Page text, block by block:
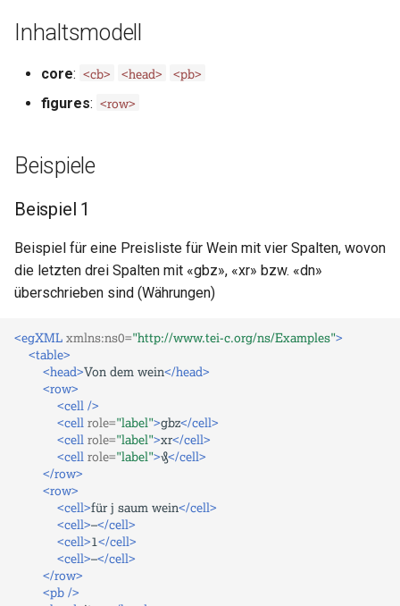
Inhaltsmodell
core: <cb> <head>
<pb>
figures: <row>
Beispiele
Beispiel 1
Beispiel für eine Preisliste für Wein mit vier Spalten, wovon
die letzten drei Spalten mit «gbz», «xr» bzw. «dn»
überschrieben sind (Währungen)
<egXML xmlns:ns0="http://www.tei-c.org/ns/Examples">
<table>
<head>Von dem wein</head>
<row>
<cell />
<cell role="label">gbz</cell>
<cell role="label">xr</cell>
<cell role="label">₰</cell>
</row>
<row>
<cell>für j saum wein</cell>
<cell>–</cell>
<cell>1</cell>
<cell>–</cell>
</row>
<pb />